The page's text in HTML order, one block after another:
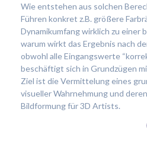
Wie entstehen aus solchen
Führen konkret z.B. größere
Dynamikumfang wirklich zu einer
warum wirkt das Ergebnis nach
obwohl alle Eingangswerte
beschäftigt sich in Grundzügen
Ziel ist die Vermittelung eines
visueller Wahrnehmung und
Bildformung für 3D Artists.